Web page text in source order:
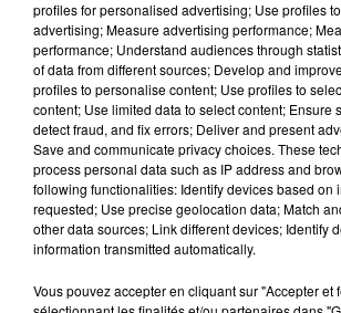
Lecture (4 min 25 sec)
100%
100% Radio les infos de l'Ariege
3 juin 2024 - 4 min 25 sec
profiles for personalised advertising; Use profiles
advertising; Measure advertising performance;
performance; Understand audiences through
of data from different sources; Develop and
profiles to personalise content; Use profiles to
content; Use limited data to select content; Ensure
detect fraud, and fix errors; Deliver and present
Save and communicate privacy choices. These
process personal data such as IP address and
following functionalities: Identify devices based on
requested; Use precise geolocation data; Match
other data sources; Link different devices; Identify
information transmitted automatically.
Vous pouvez accepter en cliquant sur "Accepter et